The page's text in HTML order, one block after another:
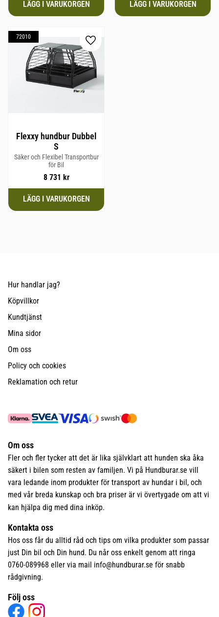
Flexxy hundbur Dubbel
S
Säker och Flexibel Transportbur
för Bil
8 731 kr
72010
Lägg till i favoriter
Hur handlar jag?
Köpvillkor
Kundtjänst
Mina sidor
Om oss
Policy och cookies
Reklamation och retur
Om oss
Fler och fler tycker att det är lika självklart att hunden ska åka
säkert i bilen som resten av familjen. Vi på Hundburar.se vill
vara ledande inom produkter för transport av hundar i bil, och
med vår breda kunskap och bra priser är vi övertygade om att vi
kan hjälpa dig med dina inköp.
Kontakta oss
Hos oss får du alltid råd och tips om vilka produkter som passar
just Din bil och Din hund. Du når oss enkelt genom att ringa
0760-089968 eller via mail info@hundburar.se för snabb
rådgivning.
Följ oss